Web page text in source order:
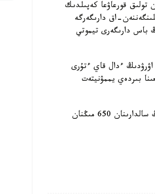
قورعاۋعا كەپىلدىك
اق دارىگەرگە
باس دارىگەرى تيموتي
ءدال قاي ءتۇرى
بىردەي يممۋنيتەت
د د س ۇ دەرەكتەرىنە سۇيەنسەك، بىلتىردىڭ وزىندە وسى جۇقپالى دەرتتەن جانە ونىڭ سالدارىنان 650 مىڭنان